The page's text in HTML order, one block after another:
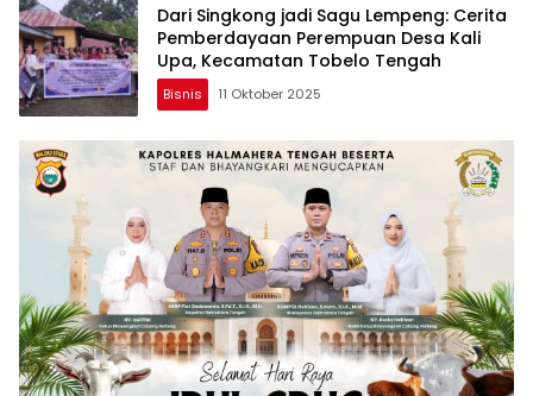
Dari Singkong jadi Sagu Lempeng: Cerita
Pemberdayaan Perempuan Desa Kali
Upa, Kecamatan Tobelo Tengah
Bisnis 11 Oktober 2025